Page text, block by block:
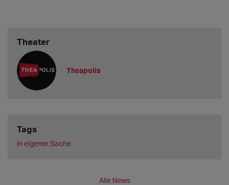
Theater
Theapolis
Tags
in eigener Sache
Alle News